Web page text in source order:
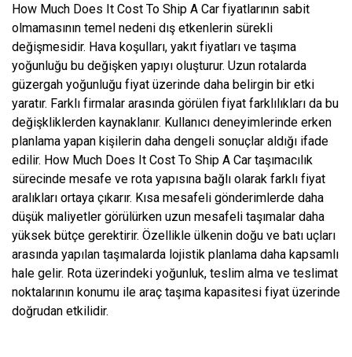
How Much Does It Cost To Ship A Car fiyatlarının sabit
olmamasının temel nedeni dış etkenlerin sürekli
değişmesidir. Hava koşulları, yakıt fiyatları ve taşıma
yoğunluğu bu değişken yapıyı oluşturur. Uzun rotalarda
güzergah yoğunluğu fiyat üzerinde daha belirgin bir etki
yaratır. Farklı firmalar arasında görülen fiyat farklılıkları da bu
değişkliklerden kaynaklanır. Kullanıcı deneyimlerinde erken
planlama yapan kişilerin daha dengeli sonuçlar aldığı ifade
edilir. How Much Does It Cost To Ship A Car taşımacılık
sürecinde mesafe ve rota yapısına bağlı olarak farklı fiyat
aralıkları ortaya çıkarır. Kısa mesafeli gönderimlerde daha
düşük maliyetler görülürken uzun mesafeli taşımalar daha
yüksek bütçe gerektirir. Özellikle ülkenin doğu ve batı uçları
arasında yapılan taşımalarda lojistik planlama daha kapsamlı
hale gelir. Rota üzerindeki yoğunluk, teslim alma ve teslimat
noktalarının konumu ile araç taşıma kapasitesi fiyat üzerinde
doğrudan etkilidir.